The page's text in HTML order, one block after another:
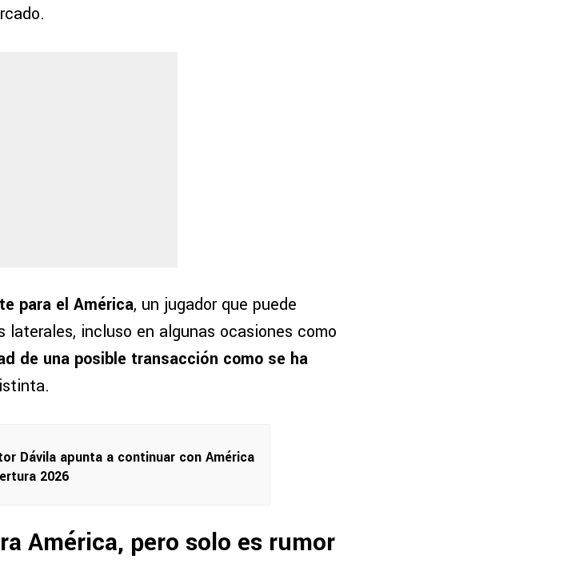
para el América, un jugador que puede
laterales, incluso en algunas ocasiones como
de una posible transacción como se ha
Dávila apunta a continuar con América
2026
América, pero solo es rumor